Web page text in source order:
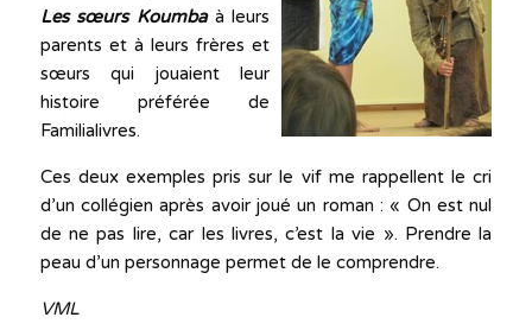
Les sœurs Koumbaà leurs
parents et à leurs frères et
sœurs qui jouaient leur
histoire préférée de
Familialivres.
Ces deux exemples pris sur le vif me rappellent le cri
d’un collégien après avoir joué un roman : « On est nul
de ne pas lire, car les livres, c’est la vie ». Prendre la
peau d’un personnage permet de le comprendre.
VML